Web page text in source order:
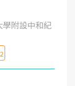
學附設中和紀